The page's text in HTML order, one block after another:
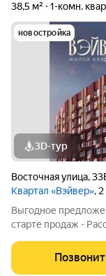
38,5 м²
1-комн.
новостройка
3D-тур
Восточная улица,
Квартал «Вэйвер»,
Выгодное
старте продаж - Рассрочка
1-комнатной
Девелоперской